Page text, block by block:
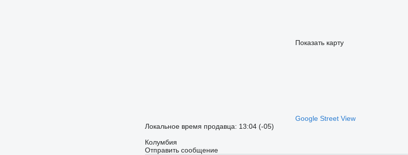
Показать карту
Google Street View
Локальное время продавца: 13:04 (-05)
Колумбия
Отправить сообщение